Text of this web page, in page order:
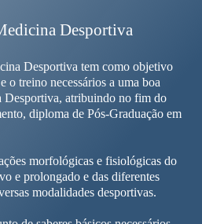
Desportiva
Desportiva tem como objetivo
o treino necessários a uma boa
Desportiva, atribuindo no fim do
diploma de Pós-Graduação em
morfológicas e fisiológicas do
e prolongado e das diferentes
modalidades desportivas.